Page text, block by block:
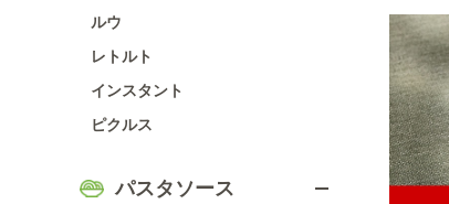
ルウ
レトルト
インスタント
ピクルス
パスタソース